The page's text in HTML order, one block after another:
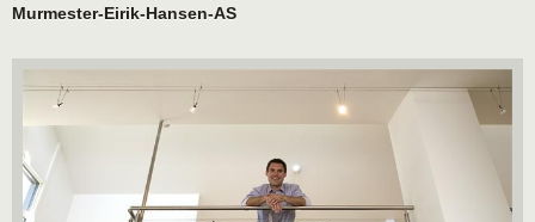
Murmester-Eirik-Hansen-AS